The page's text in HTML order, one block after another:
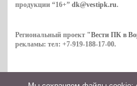
продукции “16+”dk@vestipk.ru.
Региональный проект "Вести ПК в
рекламы: тел: +7-919-188-17-00.